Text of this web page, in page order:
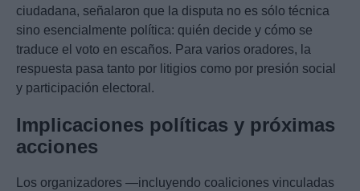
ciudadana, señalaron que la disputa no es sólo técnica
sino esencialmente política: quién decide y cómo se
traduce el voto en escaños. Para varios oradores, la
respuesta pasa tanto por litigios como por presión social
y participación electoral.
Implicaciones políticas y próximas
acciones
Los organizadores —incluyendo coaliciones vinculadas